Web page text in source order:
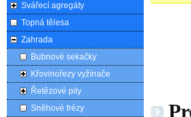
Svářecí agregáty
Topná tělesa
Zahrada
Bubnové sekačky
Křovinořezy vyžínače
Řetězové pily
Sněhové frézy